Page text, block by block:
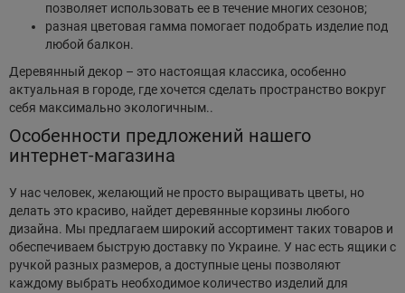
позволяет использовать ее в течение многих сезонов;
разная цветовая гамма помогает подобрать изделие под
любой балкон.
Деревянный декор – это настоящая классика, особенно
актуальная в городе, где хочется сделать пространство вокруг
себя максимально экологичным..
Особенности предложений нашего
интернет-магазина
У нас человек, желающий не просто выращивать цветы, но
делать это красиво, найдет деревянные корзины любого
дизайна. Мы предлагаем широкий ассортимент таких товаров и
обеспечиваем быструю доставку по Украине. У нас есть ящики с
ручкой разных размеров, а доступные цены позволяют
каждому выбрать необходимое количество изделий для